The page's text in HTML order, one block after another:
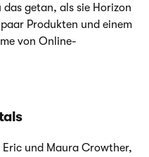
getan, als sie Horizon
Produkten und einem
von Online-
Eric und Maura Crowther,